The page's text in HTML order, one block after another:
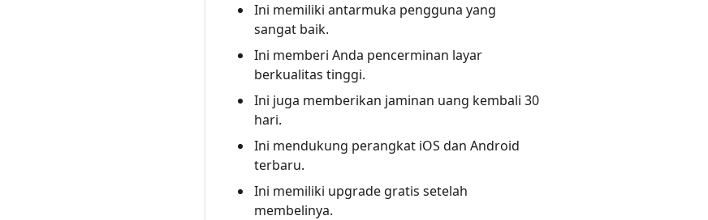
Ini memiliki antarmuka pengguna yang
sangat baik.
Ini memberi Anda pencerminan layar
berkualitas tinggi.
Ini juga memberikan jaminan uang kembali 30
hari.
Ini mendukung perangkat iOS dan Android
terbaru.
Ini memiliki upgrade gratis setelah
membelinya.